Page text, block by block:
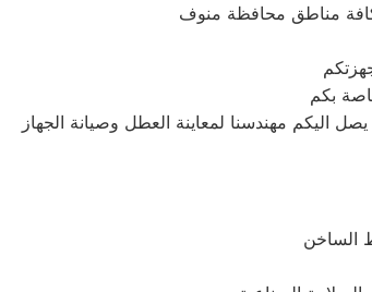
مناطق محافظة منوف
بكم
الساخن